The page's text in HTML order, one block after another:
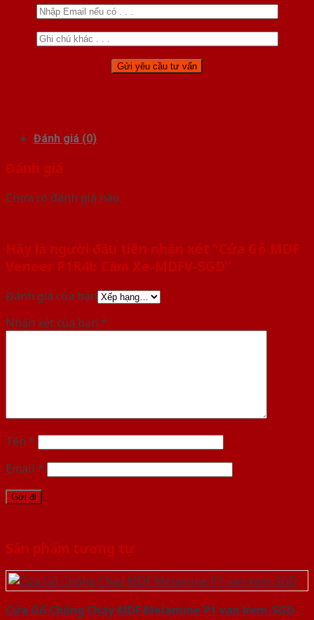
Đánh giá (0)
Đánh giá
Chưa có đánh giá nào.
Hãy là người đầu tiên nhận xét “Cửa Gỗ MDF
Veneer P1R4b Căm Xe-MDFV-SGD”
Đánh giá của bạn
Nhận xét của bạn *
Tên *
Email *
Sản phẩm tương tự
Cửa Gỗ Chống Cháy MDF Melamine P1 van kem-SGD